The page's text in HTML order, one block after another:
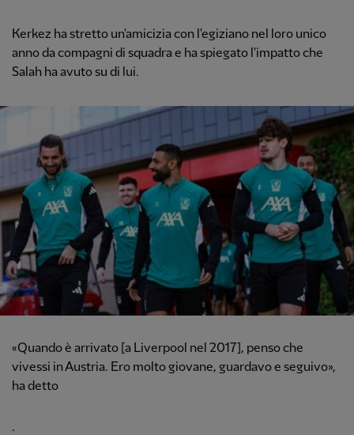
Kerkez ha stretto un'amicizia con l'egiziano nel loro unico
anno da compagni di squadra e ha spiegato l'impatto che
Salah ha avuto su di lui.
«Quando è arrivato [a Liverpool nel 2017], penso che
vivessi in Austria. Ero molto giovane, guardavo e seguivo»,
ha detto
.